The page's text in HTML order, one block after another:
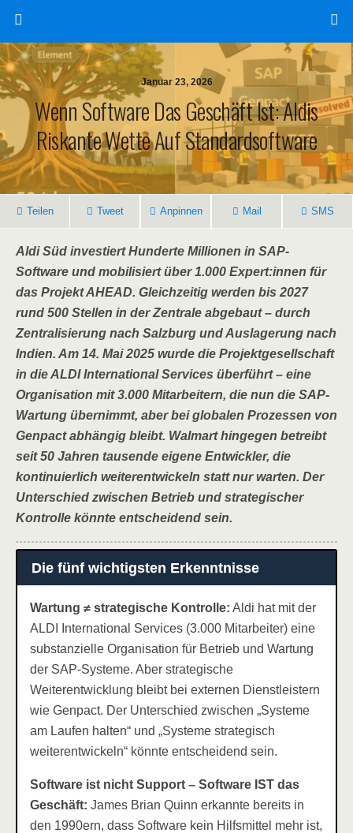
Januar 23, 2026
Wenn Software Das Geschäft Ist: Aldis
Riskante Wette Auf Standardsoftware
Teilen Tweet Anpinnen Mail SMS
Aldi Süd investiert Hunderte Millionen in SAP-
Software und mobilisiert über 1.000 Expert:innen für
das Projekt AHEAD. Gleichzeitig werden bis 2027
rund 500 Stellen in der Zentrale abgebaut – durch
Zentralisierung nach Salzburg und Auslagerung nach
Indien. Am 14. Mai 2025 wurde die Projektgesellschaft
in die ALDI International Services überführt – eine
Organisation mit 3.000 Mitarbeitern, die nun die SAP-
Wartung übernimmt, aber bei globalen Prozessen von
Genpact abhängig bleibt. Walmart hingegen betreibt
seit 50 Jahren tausende eigene Entwickler, die
kontinuierlich weiterentwickeln statt nur warten. Der
Unterschied zwischen Betrieb und strategischer
Kontrolle könnte entscheidend sein.
Die fünf wichtigsten Erkenntnisse
Wartung ≠ strategische Kontrolle: Aldi hat mit der
ALDI International Services (3.000 Mitarbeiter) eine
substanzielle Organisation für Betrieb und Wartung
der SAP-Systeme. Aber strategische
Weiterentwicklung bleibt bei externen Dienstleistern
wie Genpact. Der Unterschied zwischen „Systeme
am Laufen halten“ und „Systeme strategisch
weiterentwickeln“ könnte entscheidend sein.
Software ist nicht Support – Software IST das
Geschäft: James Brian Quinn erkannte bereits in
den 1990ern, dass Software kein Hilfsmittel mehr ist,